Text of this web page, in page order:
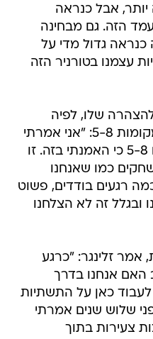
יותר, אבל כנראה
הזה. גם מבחינה
כנראה גדול מדי על
עצמנו בטורניר הזה
שלו, לפיה
הנבחרת יכולה לסיים בין המקומות 5-8: "אני אמרתי
שאנחנו יכולים להיות במקום 5-8 כי האמנתי בזה. זו
כמו שאנחנו
רגעים בודדים, פשוט
זה לא הצלחנו
אמר זלינגר: "כרגע
האם אנחנו בדרך
לעבוד כאן על התשתיות
שלוש שנים אמרתי
צעירות בתוך